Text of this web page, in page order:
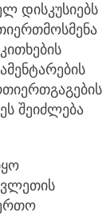
დისკუსიებს
შეიძლება